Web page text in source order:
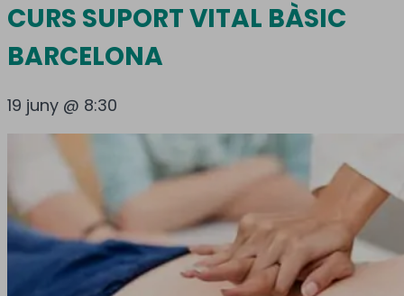
CURS SUPORT VITAL BÀSIC
BARCELONA
19 juny @ 8:30